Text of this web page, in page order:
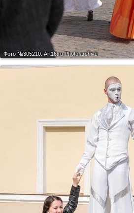
Фото №305210. Art16.ru Photo archive